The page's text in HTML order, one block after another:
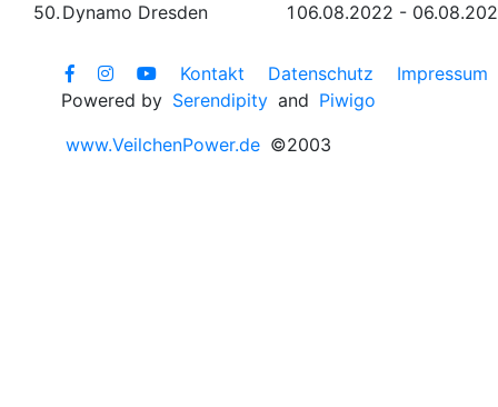
50. Dynamo Dresden 1 06.08.2022 -
Kontakt Datenschutz
Impressum
Powered by Serendipity and Piwigo
www.VeilchenPower.de ©2003